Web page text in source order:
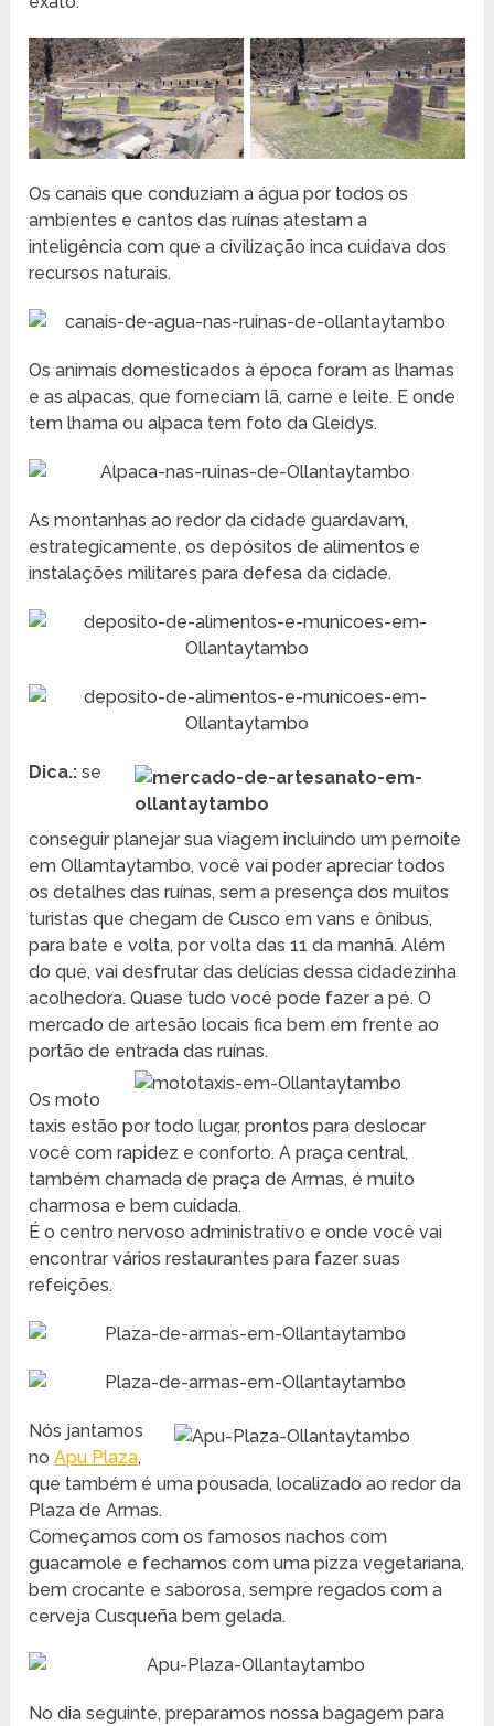
Os canais que conduziam a água por todos os
ambientes e cantos das ruínas atestam a
inteligência com que a civilização inca cuidava dos
recursos naturais.
Os animais domesticados à época foram as lhamas
e as alpacas, que forneciam lã, carne e leite. E onde
tem lhama ou alpaca tem foto da Gleidys.
As montanhas ao redor da cidade guardavam,
estrategicamente, os depósitos de alimentos e
instalações militares para defesa da cidade.
Dica.: se
conseguir planejar sua viagem incluindo um pernoite
em Ollamtaytambo, você vai poder apreciar todos
os detalhes das ruínas, sem a presença dos muitos
turistas que chegam de Cusco em vans e ônibus,
para bate e volta, por volta das 11 da manhã. Além
do que, vai desfrutar das delícias dessa cidadezinha
acolhedora. Quase tudo você pode fazer a pé. O
mercado de artesão locais fica bem em frente ao
portão de entrada das ruínas.
Os moto
taxis estão por todo lugar, prontos para deslocar
você com rapidez e conforto. A praça central,
também chamada de praça de Armas, é muito
charmosa e bem cuidada.
É o centro nervoso administrativo e onde você vai
encontrar vários restaurantes para fazer suas
refeições.
Nós jantamos
noApu Plaza,
que também é uma pousada, localizado ao redor da
Plaza de Armas.
Começamos com os famosos nachos com
guacamole e fechamos com uma pizza vegetariana,
bem crocante e saborosa, sempre regados com a
cerveja Cusqueña bem gelada.
No dia seguinte, preparamos nossa bagagem para